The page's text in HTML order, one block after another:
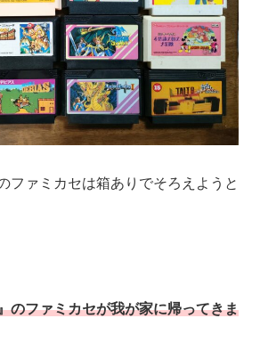
ファミカセは箱ありでそろえようと
のファミカセが我が家に帰ってきま